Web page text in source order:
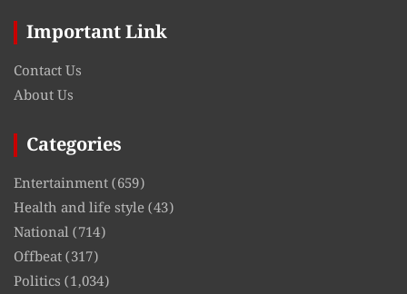
Important Link
Contact Us
About Us
Categories
Entertainment(659)
Health and life style(43)
National(714)
Offbeat(317)
Politics (1,034)